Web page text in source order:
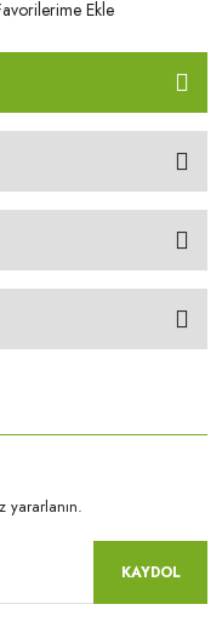
yararlanın.
KAYDOL